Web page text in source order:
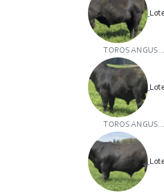
TOROS ANGUS...
TOROS ANGUS...